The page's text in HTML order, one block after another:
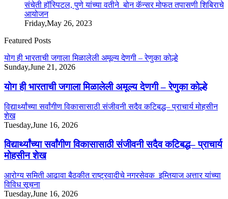
संचेती हॉस्पिटल, पुणे यांच्या वतीने बोन कॅन्सर मोफत तपासणी शिबिराचे
आयोजन
Friday,May 26, 2023
Featured Posts
योग ही भारताची जगाला मिळालेली अमूल्य देणगी – रेणुका कोल्हे
Sunday,June 21, 2026
योग ही भारताची जगाला मिळालेली अमूल्य देणगी – रेणुका कोल्हे
विद्यार्थ्यांच्या सर्वांगीण विकासासाठी संजीवनी सदैव कटिबद्ध– प्राचार्य मोहसीन
शेख
Tuesday,June 16, 2026
विद्यार्थ्यांच्या सर्वांगीण विकासासाठी संजीवनी सदैव कटिबद्ध– प्राचार्य
मोहसीन शेख
आरोग्य समिती आढावा बैठकीत राष्ट्रवादीचे नगरसेवक इम्तियाज अत्तार यांच्या
विविध सूचना
Tuesday,June 16, 2026